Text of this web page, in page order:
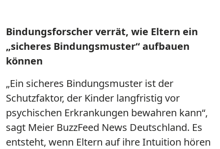
Bindungsforscher verrät, wie Eltern ein
„sicheres Bindungsmuster“ aufbauen
können
„Ein sicheres Bindungsmuster ist der
Schutzfaktor, der Kinder langfristig vor
psychischen Erkrankungen bewahren kann“,
sagt Meier BuzzFeed News Deutschland. Es
entsteht, wenn Eltern auf ihre Intuition hören